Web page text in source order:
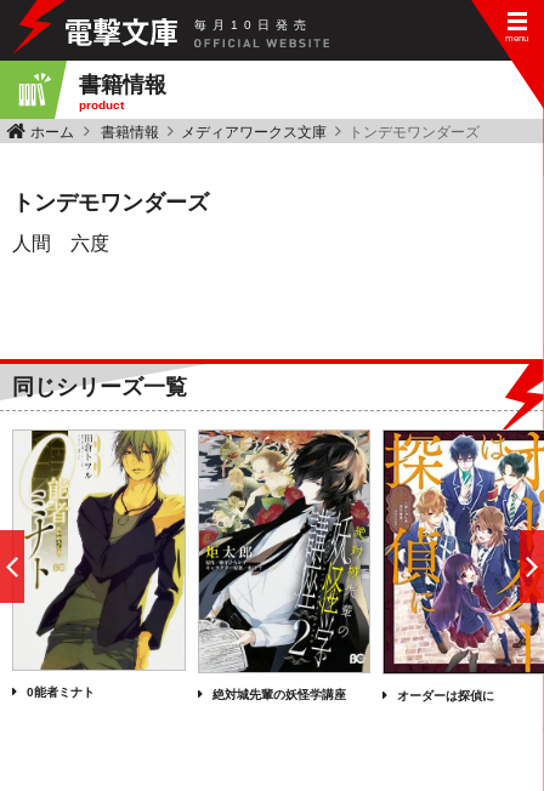
毎 月 10 日 発 売
書籍情報
product
ホーム 書籍情報 メディアワークス文庫 トンデモワンダーズ
トンデモワンダーズ
人間 六度
同じシリーズ一覧
0能者ミナト 絶対城先輩の妖怪学講座 オーダーは探偵に